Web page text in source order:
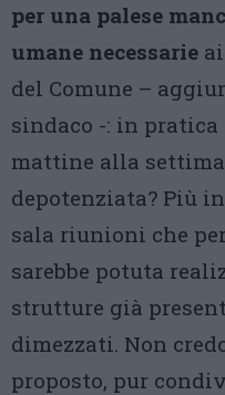
per una palese
umane necessarie
del Comune –
sindaco -: in pratica
mattine alla
depotenziata? Più
sala riunioni che
sarebbe potuta
strutture già
dimezzati. Non
proposto, pur